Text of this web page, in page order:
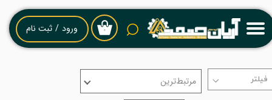
۰ ورود / ثبت نام
حساب کاربری من
سفارشات
مرتبط‌ترین